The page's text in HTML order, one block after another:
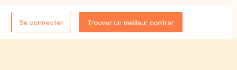
Se connecter Trouver un meilleur contrat